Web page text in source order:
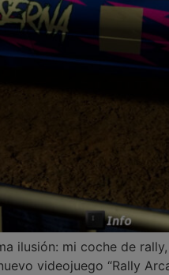
ilusión: mi coche de
videojuego “Rally